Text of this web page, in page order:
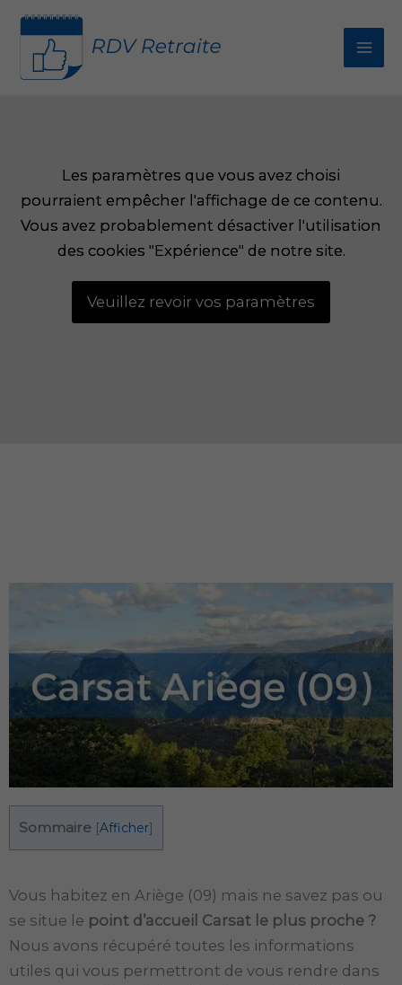
Aller
contenu
Les paramètres que vous avez choisi
pourraient empêcher l'affichage de ce contenu.
Vous avez probablement désactiver l'utilisation
des cookies "Expérience" de notre site.
Veuillez revoir vos paramètres
Les paramètres que vous avez choisi
pourraient empêcher l'affichage de ce contenu.
Vous avez probablement désactiver l'utilisation
des cookies "Expérience" de notre site.
Veuillez revoir vos paramètres
Sommaire [Afficher]
Vous habitez en Ariège (09) mais ne savez pas ou
se situe le point d’accueil Carsat le plus proche ?
Nous avons récupéré toutes les informations
utiles qui vous permettront de vous rendre dans